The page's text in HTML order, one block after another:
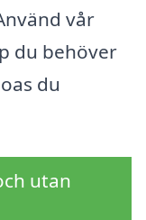
vår
du behöver
du
utan